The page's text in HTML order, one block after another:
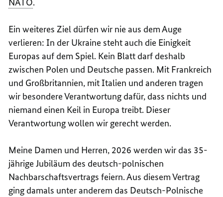
NATO.
Ein weiteres Ziel dürfen wir nie aus dem Auge
verlieren: In der Ukraine steht auch die Einigkeit
Europas auf dem Spiel. Kein Blatt darf deshalb
zwischen Polen und Deutsche passen. Mit Frankreich
und Großbritannien, mit Italien und anderen tragen
wir besondere Verantwortung dafür, dass nichts und
niemand einen Keil in Europa treibt. Dieser
Verantwortung wollen wir gerecht werden.
Meine Damen und Herren, 2026 werden wir das 35-
jährige Jubiläum des deutsch-polnischen
Nachbarschaftsvertrags feiern. Aus diesem Vertrag
ging damals unter anderem das Deutsch-Polnische